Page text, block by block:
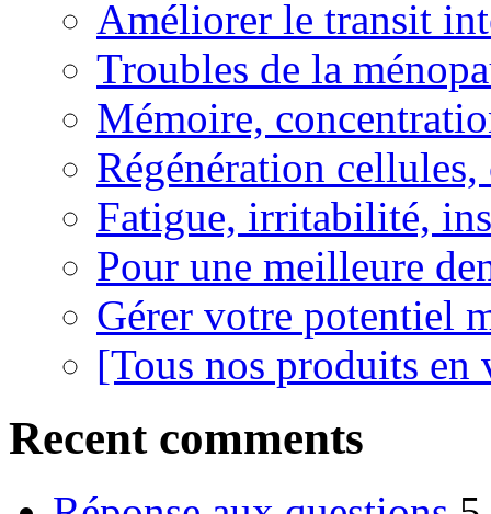
Améliorer le transit
Troubles de la
Mémoire,
Régénération
Fatigue, irritabilité,
Pour une meilleure
Gérer votre potentiel
[Tous nos produits en
Recent comments